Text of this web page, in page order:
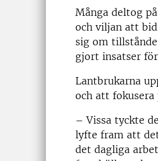
Många deltog
och viljan att
sig om
gjort insatser
Lantbrukarna
och att
– Vissa tyckte
lyfte fram att
det dagliga